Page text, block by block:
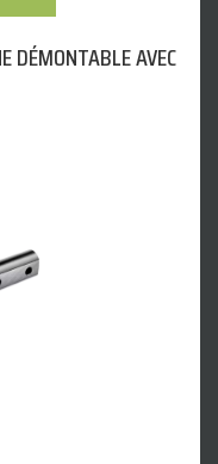
DÉMONTABLE AVEC